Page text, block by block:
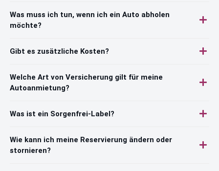
Was muss ich tun, wenn ich ein Auto abholen
möchte?
Gibt es zusätzliche Kosten?
Welche Art von Versicherung gilt für meine
Autoanmietung?
Was ist ein Sorgenfrei-Label?
Wie kann ich meine Reservierung ändern oder
stornieren?